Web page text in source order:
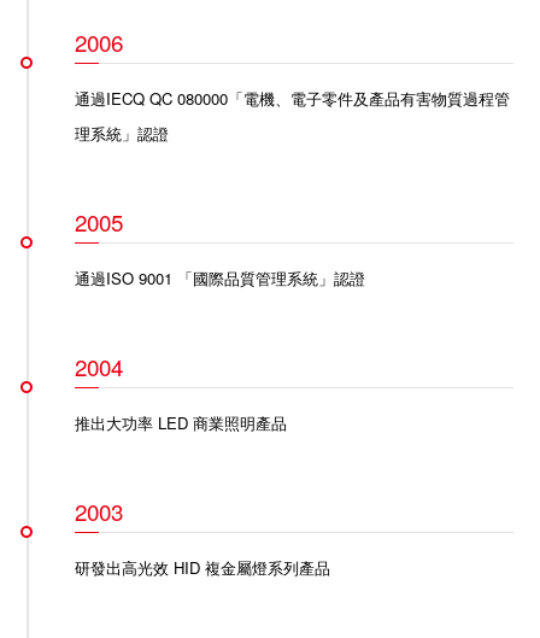
2006
通過IECQ QC 080000「電機、電子零件及產品有害物質過程管
理系統」認證
2005
通過ISO 9001 「國際品質管理系統」認證
2004
推出大功率 LED 商業照明產品
2003
研發出高光效 HID 複金屬燈系列產品